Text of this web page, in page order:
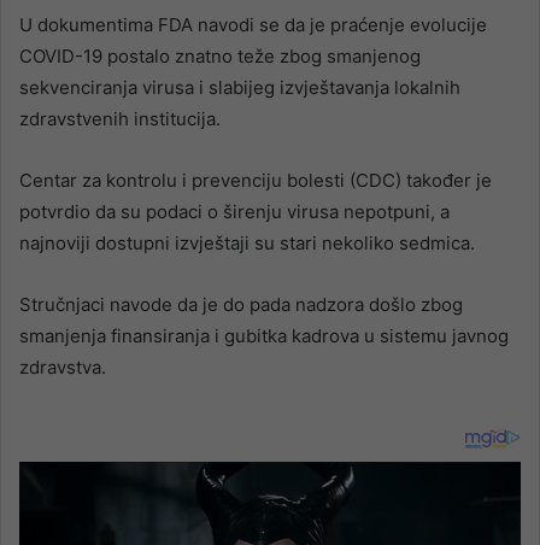
U dokumentima FDA navodi se da je praćenje evolucije
COVID-19 postalo znatno teže zbog smanjenog
sekvenciranja virusa i slabijeg izvještavanja lokalnih
zdravstvenih institucija.
Centar za kontrolu i prevenciju bolesti (CDC) također je
potvrdio da su podaci o širenju virusa nepotpuni, a
najnoviji dostupni izvještaji su stari nekoliko sedmica.
Stručnjaci navode da je do pada nadzora došlo zbog
smanjenja finansiranja i gubitka kadrova u sistemu javnog
zdravstva.